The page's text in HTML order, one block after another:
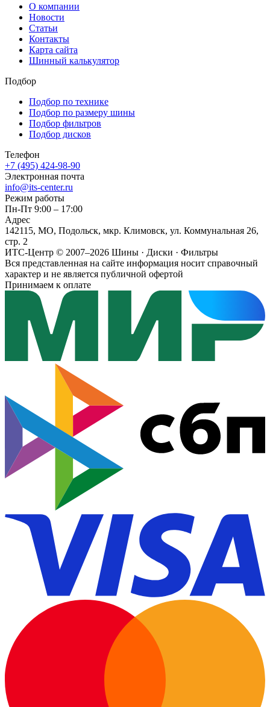
О компании
Новости
Статьи
Контакты
Карта сайта
Шинный калькулятор
Подбор
Подбор по технике
Подбор по размеру шины
Подбор фильтров
Подбор дисков
Телефон
+7 (495) 424-98-90
Электронная почта
info@its-center.ru
Режим работы
Пн-Пт 9:00 – 17:00
Адрес
142115, МО, Подольск, мкр. Климовск, ул. Коммунальная 26,
стр. 2
ИТС-Центр © 2007–2026 Шины · Диски · Фильтры
Вся представленная на сайте информация носит справочный
характер и не является публичной офертой
Принимаем к оплате